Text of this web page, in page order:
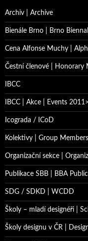
Archiv | Archive
Bienále Brno | Brno
Cena Alfonse Muchy |
Čestní členové | Honorary
IBCC
IBCC | Akce | Events
Icograda / ICoD
Kolektivy | Group Members
Organizační sekce |
Publikace SBB | BBA
SDG / SDKD | WCDD
Školy – mladí designéři |
Školy designu v ČR |